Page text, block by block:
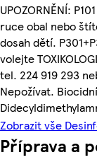
UPOZORNĚNÍ:
ruce obal nebo
dosah dětí.
volejte
tel. 224 919 293
Nepožívat.
Zobrazit vše
Příprava a